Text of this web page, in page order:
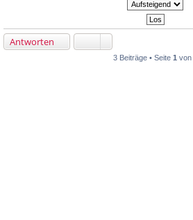
Antworten
3 Beiträge • Seite 1 von